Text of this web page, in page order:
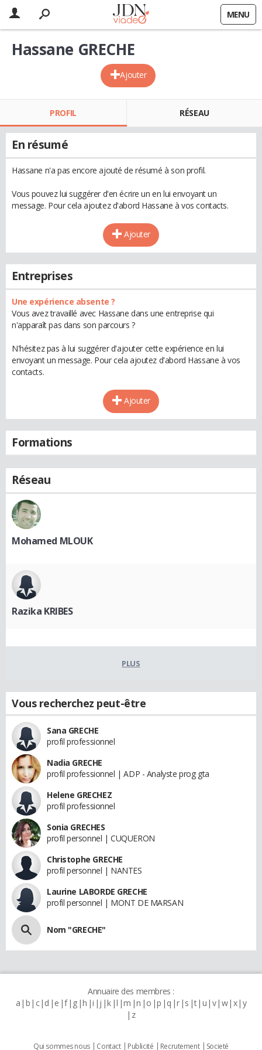
MENU
Ajouter
Hassane GRECHE
PROFIL RÉSEAU
En résumé
Hassane n'a pas encore ajouté de résumé à son profil.
Vous pouvez lui suggérer d'en écrire un en lui envoyant un
message. Pour cela ajoutez d'abord Hassane à vos contacts.
Ajouter
Entreprises
Une expérience absente ?
Vous avez travaillé avec Hassane dans une entreprise qui
n'apparaît pas dans son parcours ?
N'hésitez pas à lui suggérer d'ajouter cette expérience en lui
envoyant un message. Pour cela ajoutez d'abord Hassane à vos
contacts.
Ajouter
Formations
Réseau
Mohamed MLOUK
Razika KRIBES
PLUS
Vous recherchez peut-être
Sana GRECHE
profil professionnel
Nadia GRECHE
profil professionnel | ADP - Analyste prog gta
Helene GRECHEZ
profil professionnel
Sonia GRECHES
profil personnel | CUQUERON
Christophe GRECHE
profil personnel | NANTES
Laurine LABORDE GRECHE
profil personnel | MONT DE MARSAN
Nom "GRECHE"
Annuaire des membres :
a b c d e f g h i j k l m n o p q r s t u v w x y
z
Qui sommes nous Contact Publicité Recrutement Societé